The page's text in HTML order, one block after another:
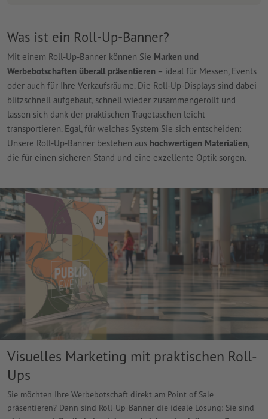
Was ist ein Roll-Up-Banner?
Mit einem Roll-Up-Banner können Sie Marken und
Werbebotschaften überall präsentieren – ideal für Messen, Events
oder auch für Ihre Verkaufsräume. Die Roll-Up-Displays sind dabei
blitzschnell aufgebaut, schnell wieder zusammengerollt und
lassen sich dank der praktischen Tragetaschen leicht
transportieren. Egal, für welches System Sie sich entscheiden:
Unsere Roll-Up-Banner bestehen aus hochwertigen Materialien,
die für einen sicheren Stand und eine exzellente Optik sorgen.
Visuelles Marketing mit praktischen Roll-
Ups
Sie möchten Ihre Werbebotschaft direkt am Point of Sale
präsentieren? Dann sind Roll-Up-Banner die ideale Lösung: Sie sind